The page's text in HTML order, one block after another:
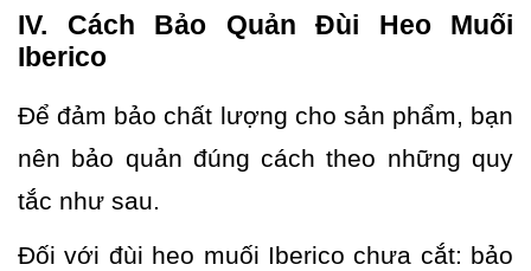
IV. Cách Bảo Quản Đùi Heo Muối
Iberico
Để đảm bảo chất lượng cho sản phẩm, bạn
nên bảo quản đúng cách theo những quy
tắc như sau.
Đối với đùi heo muối Iberico chưa cắt: bảo